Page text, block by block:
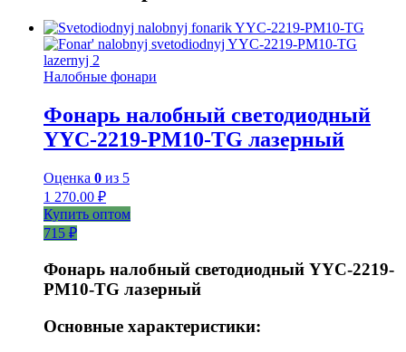
Налобные фонари
Фонарь налобный светодиодный
YYC-2219-PM10-TG лазерный
Оценка 0 из 5
1 270.00 ₽
Купить оптом
715 ₽
Фонарь налобный светодиодный YYC-2219-
PM10-TG лазерный
Основные характеристики: